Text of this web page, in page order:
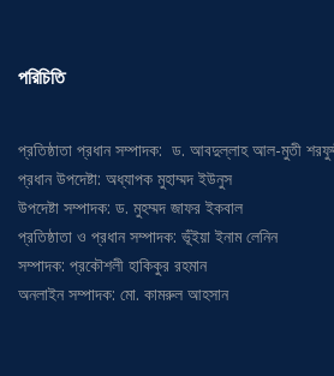
প্রধান উপদেষ্টা: অধ্যাপক মুহাম্মদ ইউনুস
উপদেষ্টা সম্পাদক: ড. মুহম্মদ জাফর ইকবাল
প্রতিষ্ঠাতা ও প্রধান সম্পাদক: ভূঁইয়া ইনাম লেনিন
সম্পাদক: প্রকৌশলী হাকিকুর রহমান
অনলাইন সম্পাদক: মো. কামরুল আহসান